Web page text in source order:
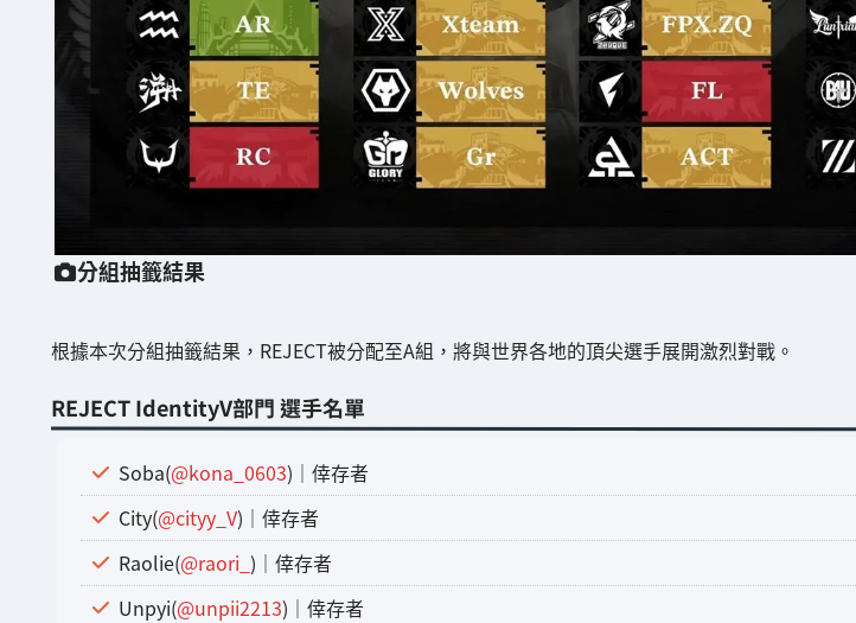
分組抽籤結果
根據本次分組抽籤結果，REJECT被分配至A組，將與世界各地的頂尖選手展開激烈對戰。
REJECT IdentityV部門 選手名單
Soba(@kona_0603)｜倖存者
City(@cityy_V)｜倖存者
Raolie(@raori_ )｜倖存者
Unpyi(@unpii2213)｜倖存者